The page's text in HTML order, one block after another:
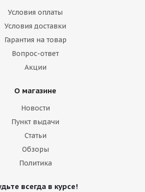
Условия оплаты
Условия доставки
Гарантия на товар
Вопрос-ответ
Акции
О магазине
Новости
Пункт выдачи
Статьи
Обзоры
Политика
всегда в курсе!